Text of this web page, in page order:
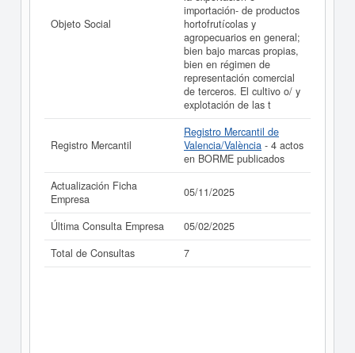
Objeto Social
importación- de productos
hortofrutícolas y
agropecuarios en general;
bien bajo marcas propias,
bien en régimen de
representación comercial
de terceros. El cultivo o/ y
explotación de las t
Registro Mercantil
Registro Mercantil de
Valencia/València - 4 actos
en BORME publicados
Actualización Ficha
Empresa
05/11/2025
Última Consulta Empresa
05/02/2025
Total de Consultas
7